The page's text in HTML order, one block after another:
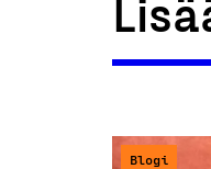
Blogi